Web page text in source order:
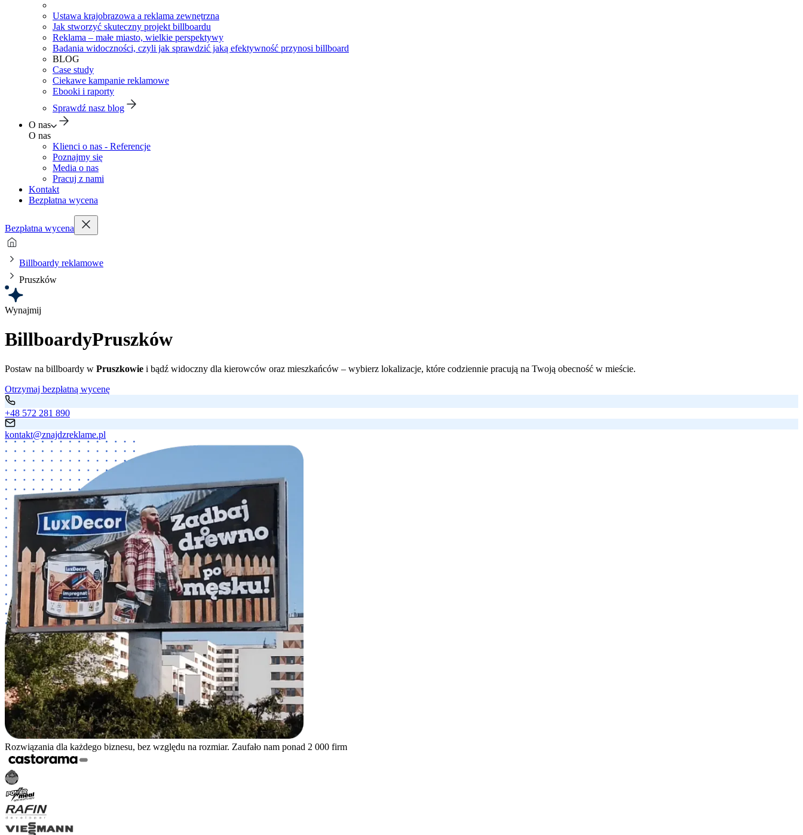
Ustawa krajobrazowa a reklama zewnętrzna
Jak stworzyć skuteczny projekt billboardu
Reklama – małe miasto, wielkie perspektywy
Badania widoczności, czyli jak sprawdzić jaką efektywność przynosi billboard
BLOG
Case study
Ciekawe kampanie reklamowe
Ebooki i raporty
Sprawdź nasz blog
O nas
O nas
Klienci o nas - Referencje
Poznajmy się
Media o nas
Pracuj z nami
Kontakt
Bezpłatna wycena
Bezpłatna wycena
Billboardy reklamowe
Pruszków
Wynajmij
BillboardyPruszków
Postaw na billboardy w Pruszkowie i bądź widoczny dla kierowców oraz mieszkańców – wybierz lokalizacje, które codziennie pracują na Twoją obecność w mieście.
Otrzymaj bezpłatną wycenę
+48 572 281 890
kontakt@znajdzreklame.pl
Rozwiązania dla każdego biznesu, bez względu na rozmiar. Zaufało nam ponad 2 000 firm